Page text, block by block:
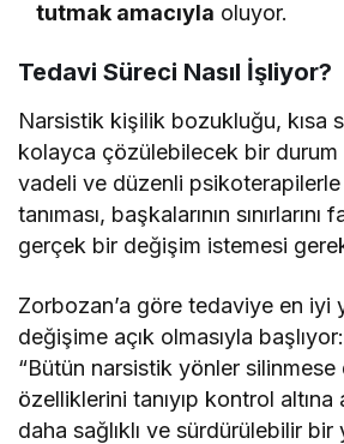
tutmak amacıyla oluyor.
Tedavi Süreci Nasıl İşliyor?
Narsistik kişilik bozukluğu, kısa
kolayca çözülebilecek bir durum
vadeli ve düzenli
tanıması, başkalarının
gerçek bir değişim istemesi
Zorbozan’a göre tedaviye en iyi
değişime açık olmasıyla başlıyor:
“Bütün narsistik yönler
özelliklerini tanıyıp kontrol altına
daha sağlıklı ve sürdürülebilir bir